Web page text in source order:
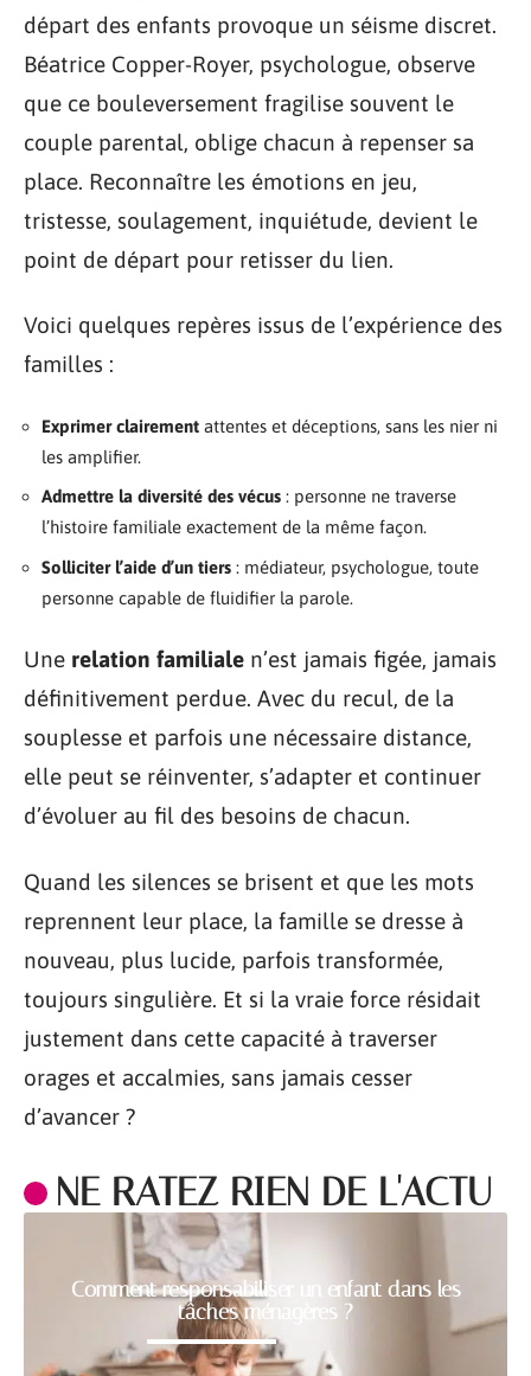
départ des enfants provoque un séisme discret.
Béatrice Copper-Royer, psychologue, observe
que ce bouleversement fragilise souvent le
couple parental, oblige chacun à repenser sa
place. Reconnaître les émotions en jeu,
tristesse, soulagement, inquiétude, devient le
point de départ pour retisser du lien.
Voici quelques repères issus de l’expérience des
familles :
Exprimer clairement attentes et déceptions, sans les nier ni
les amplifier.
Admettre la diversité des vécus : personne ne traverse
l’histoire familiale exactement de la même façon.
Solliciter l’aide d’un tiers : médiateur, psychologue, toute
personne capable de fluidifier la parole.
Une relation familiale n’est jamais figée, jamais
définitivement perdue. Avec du recul, de la
souplesse et parfois une nécessaire distance,
elle peut se réinventer, s’adapter et continuer
d’évoluer au fil des besoins de chacun.
Quand les silences se brisent et que les mots
reprennent leur place, la famille se dresse à
nouveau, plus lucide, parfois transformée,
toujours singulière. Et si la vraie force résidait
justement dans cette capacité à traverser
orages et accalmies, sans jamais cesser
d’avancer ?
NE RATEZ RIEN DE L'ACTU
Comment responsabiliser un enfant dans les
tâches ménagères ?